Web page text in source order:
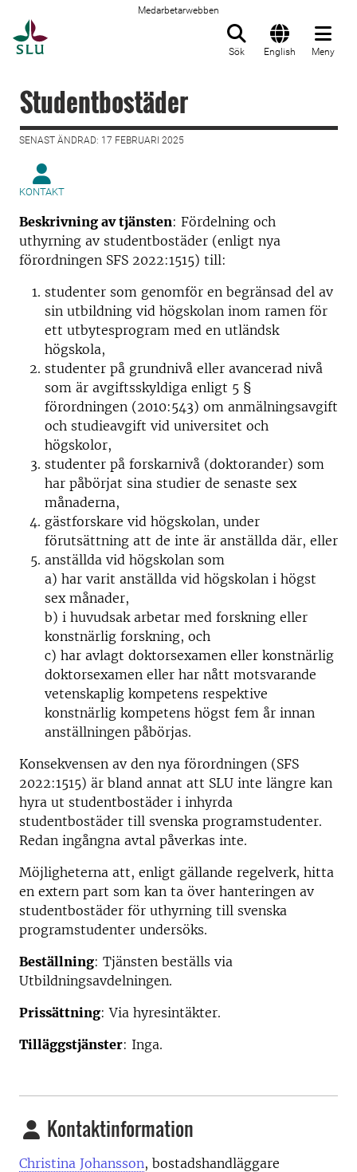
Medarbetarwebben
Sök English Meny
Studentbostäder
SENAST ÄNDRAD: 17 FEBRUARI 2025
KONTAKT
Beskrivning av tjänsten: Fördelning och
uthyrning av studentbostäder (enligt nya
förordningen SFS 2022:1515) till:
studenter som genomför en begränsad del av
sin utbildning vid högskolan inom ramen för
ett utbytesprogram med en utländsk
högskola,
studenter på grundnivå eller avancerad nivå
som är avgiftsskyldiga enligt 5 §
förordningen (2010:543) om anmälningsavgift
och studieavgift vid universitet och
högskolor,
studenter på forskarnivå (doktorander) som
har påbörjat sina studier de senaste sex
månaderna,
gästforskare vid högskolan, under
förutsättning att de inte är anställda där, eller
anställda vid högskolan som
a) har varit anställda vid högskolan i högst
sex månader,
b) i huvudsak arbetar med forskning eller
konstnärlig forskning, och
c) har avlagt doktorsexamen eller konstnärlig
doktorsexamen eller har nått motsvarande
vetenskaplig kompetens respektive
konstnärlig kompetens högst fem år innan
anställningen påbörjas.
Konsekvensen av den nya förordningen (SFS
2022:1515) är bland annat att SLU inte längre kan
hyra ut studentbostäder i inhyrda
studentbostäder till svenska programstudenter.
Redan ingångna avtal påverkas inte.
Möjligheterna att, enligt gällande regelverk, hitta
en extern part som kan ta över hanteringen av
studentbostäder för uthyrning till svenska
programstudenter undersöks.
Beställning: Tjänsten beställs via
Utbildningsavdelningen.
Prissättning: Via hyresintäkter.
Tilläggstjänster: Inga.
Kontaktinformation
Christina Johansson, bostadshandläggare